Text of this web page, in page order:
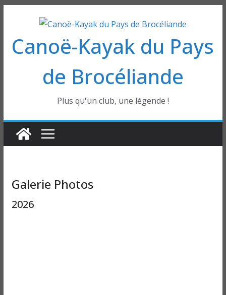
contenu
Canoë-Kayak du Pays
de Brocéliande
Plus qu'un club, une légende !
Galerie Photos
2026